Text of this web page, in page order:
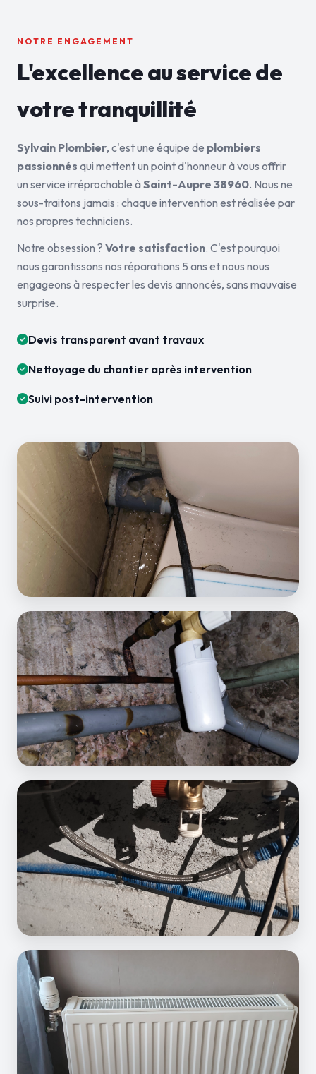
NOTRE ENGAGEMENT
L'excellence au service de
votre tranquillité
Sylvain Plombier, c'est une équipe de plombiers
passionnés qui mettent un point d'honneur à vous offrir
un service irréprochable àSaint-Aupre 38960. Nous ne
sous-traitons jamais : chaque intervention est réalisée par
nos propres techniciens.
Notre obsession ? Votre satisfaction. C'est pourquoi
nous garantissons nos réparations 5 ans et nous nous
engageons à respecter les devis annoncés, sans mauvaise
surprise.
Devis transparent avant travaux
Nettoyage du chantier après intervention
Suivi post-intervention